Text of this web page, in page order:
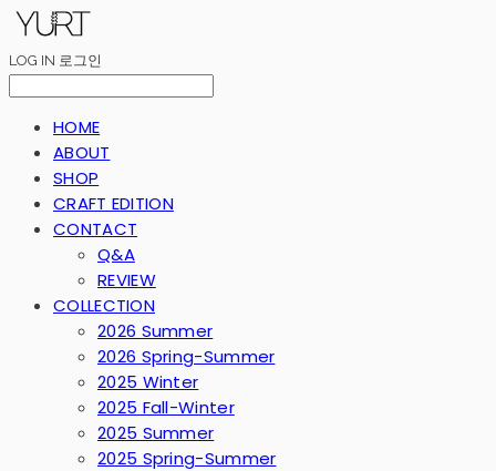
LOG IN 로그인
HOME
ABOUT
SHOP
CRAFT EDITION
CONTACT
Q&A
REVIEW
COLLECTION
2026 Summer
2026 Spring-Summer
2025 Winter
2025 Fall-Winter
2025 Summer
2025 Spring-Summer